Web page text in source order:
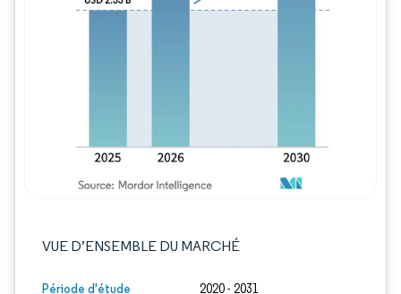
VUE D’ENSEMBLE DU MARCHÉ
Période d'étude 2020 - 2031